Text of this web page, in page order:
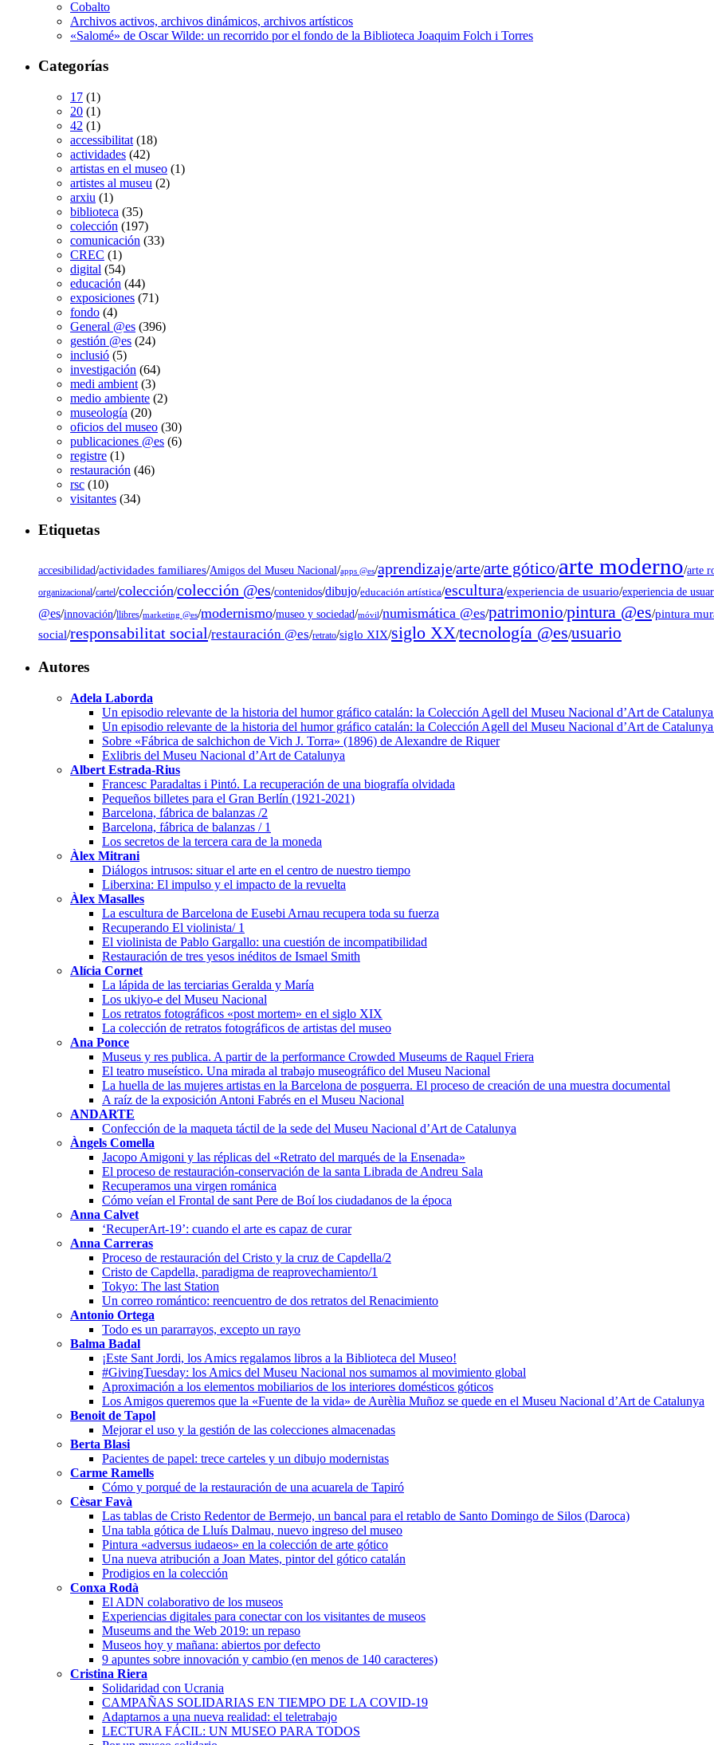
Cobalto
Archivos activos, archivos dinámicos, archivos artísticos
«Salomé» de Oscar Wilde: un recorrido por el fondo de la Biblioteca Joaquim Folch i Torres
Categorías
17 (1)
20 (1)
42 (1)
accessibilitat (18)
actividades (42)
artistas en el museo (1)
artistes al museu (2)
arxiu (1)
biblioteca (35)
colección (197)
comunicación (33)
CREC (1)
digital (54)
educación (44)
exposiciones (71)
fondo (4)
General @es (396)
gestión @es (24)
inclusió (5)
investigación (64)
medi ambient (3)
medio ambiente (2)
museología (20)
oficios del museo (30)
publicaciones @es (6)
registre (1)
restauración (46)
rsc (10)
visitantes (34)
Etiquetas
accesibilidad/actividades familiares/Amigos del Museu Nacional/apps @es/aprendizaje/arte/arte gótico/arte moderno/arte
organizacional/cartel/colección/colección @es/contenidos/dibujo/educación artística/escultura/experiencia de usuario/experiencia de
@es/innovación/llibres/marketing @es/modernismo/museo y sociedad/móvil/numismática @es/patrimonio/pintura @es/pintura
social/responsabilitat social/restauración @es/retrato/siglo XIX/siglo XX/tecnología @es/usuario
Autores
Adela Laborda
Un episodio relevante de la historia del humor gráfico catalán: la Colección Agell del Museu Nacional d’Art de
Un episodio relevante de la historia del humor gráfico catalán: la Colección Agell del Museu Nacional d’Art de Catalunya
Sobre «Fábrica de salchichon de Vich J. Torra» (1896) de Alexandre de Riquer
Exlibris del Museu Nacional d’Art de Catalunya
Albert Estrada-Rius
Francesc Paradaltas i Pintó. La recuperación de una biografía olvidada
Pequeños billetes para el Gran Berlín (1921-2021)
Barcelona, fábrica de balanzas /2
Barcelona, fábrica de balanzas / 1
Los secretos de la tercera cara de la moneda
Àlex Mitrani
Diálogos intrusos: situar el arte en el centro de nuestro tiempo
Liberxina: El impulso y el impacto de la revuelta
Àlex Masalles
La escultura de Barcelona de Eusebi Arnau recupera toda su fuerza
Recuperando El violinista/ 1
El violinista de Pablo Gargallo: una cuestión de incompatibilidad
Restauración de tres yesos inéditos de Ismael Smith
Alícia Cornet
La lápida de las terciarias Geralda y María
Los ukiyo-e del Museu Nacional
Los retratos fotográficos «post mortem» en el siglo XIX
La colección de retratos fotográficos de artistas del museo
Ana Ponce
Museus y res publica. A partir de la performance Crowded Museums de Raquel Friera
El teatro museístico. Una mirada al trabajo museográfico del Museu Nacional
La huella de las mujeres artistas en la Barcelona de posguerra. El proceso de creación de una muestra documental
A raíz de la exposición Antoni Fabrés en el Museu Nacional
ANDARTE
Confección de la maqueta táctil de la sede del Museu Nacional d’Art de Catalunya
Àngels Comella
Jacopo Amigoni y las réplicas del «Retrato del marqués de la Ensenada»
El proceso de restauración-conservación de la santa Librada de Andreu Sala
Recuperamos una virgen románica
Cómo veían el Frontal de sant Pere de Boí los ciudadanos de la época
Anna Calvet
‘RecuperArt-19’: cuando el arte es capaz de curar
Anna Carreras
Proceso de restauración del Cristo y la cruz de Capdella/2
Cristo de Capdella, paradigma de reaprovechamiento/1
Tokyo: The last Station
Un correo romántico: reencuentro de dos retratos del Renacimiento
Antonio Ortega
Todo es un pararrayos, excepto un rayo
Balma Badal
¡Este Sant Jordi, los Amics regalamos libros a la Biblioteca del Museo!
#GivingTuesday: los Amics del Museu Nacional nos sumamos al movimiento global
Aproximación a los elementos mobiliarios de los interiores domésticos góticos
Los Amigos queremos que la «Fuente de la vida» de Aurèlia Muñoz se quede en el Museu Nacional d’Art de Catalunya
Benoit de Tapol
Mejorar el uso y la gestión de las colecciones almacenadas
Berta Blasi
Pacientes de papel: trece carteles y un dibujo modernistas
Carme Ramells
Cómo y porqué de la restauración de una acuarela de Tapiró
Cèsar Favà
Las tablas de Cristo Redentor de Bermejo, un bancal para el retablo de Santo Domingo de Silos (Daroca)
Una tabla gótica de Lluís Dalmau, nuevo ingreso del museo
Pintura «adversus iudaeos» en la colección de arte gótico
Una nueva atribución a Joan Mates, pintor del gótico catalán
Prodigios en la colección
Conxa Rodà
El ADN colaborativo de los museos
Experiencias digitales para conectar con los visitantes de museos
Museums and the Web 2019: un repaso
Museos hoy y mañana: abiertos por defecto
9 apuntes sobre innovación y cambio (en menos de 140 caracteres)
Cristina Riera
Solidaridad con Ucrania
CAMPAÑAS SOLIDARIAS EN TIEMPO DE LA COVID-19
Adaptarnos a una nueva realidad: el teletrabajo
LECTURA FÁCIL: UN MUSEO PARA TODOS